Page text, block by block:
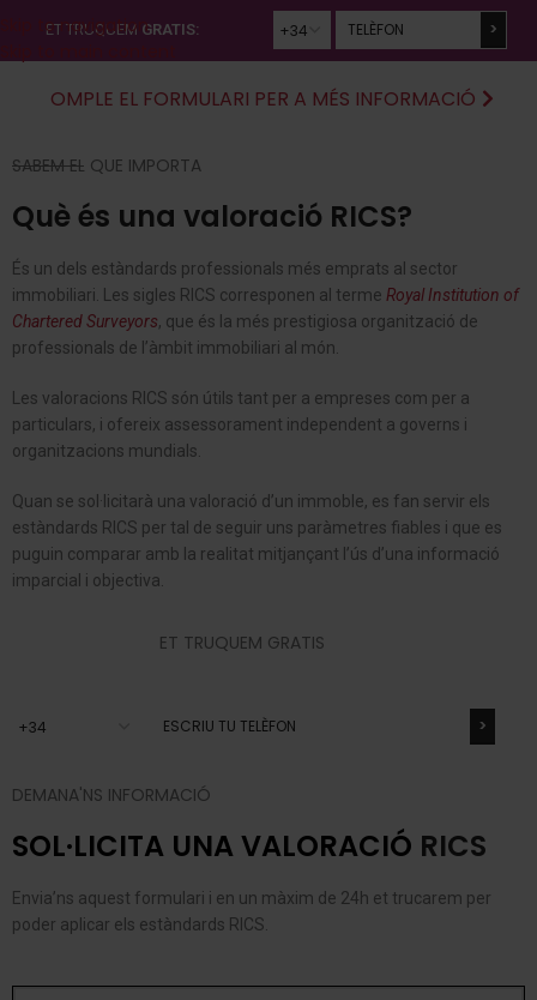
Skip to navigation
ET TRUQUEM GRATIS:
Valoracions RICS
OMPLE EL FORMULARI PER A MÉS INFORMACIÓ
SABEM EL QUE IMPORTA
Què és una valoració RICS?
És un dels estàndards professionals més emprats al sector
immobiliari. Les sigles RICS corresponen al terme Royal Institution of
Chartered Surveyors, que és la més prestigiosa organització de
professionals de l’àmbit immobiliari al món.
Les valoracions RICS són útils tant per a empreses com per a
particulars, i ofereix assessorament independent a governs i
organitzacions mundials.
Quan se sol·licitarà una valoració d’un immoble, es fan servir els
estàndards RICS per tal de seguir uns paràmetres fiables i que es
puguin comparar amb la realitat mitjançant l’ús d’una informació
imparcial i objectiva.
ET TRUQUEM GRATIS
DEMANA'NS INFORMACIÓ
SOL·LICITA UNA VALORACIÓ RICS
Envia’ns aquest formulari i en un màxim de 24h et trucarem per
poder aplicar els estàndards RICS.